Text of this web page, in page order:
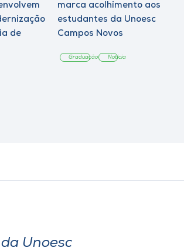
de
marca acolhimento aos
estudantes da Unoesc
Campos Novos
Graduação Notícia
Unoesc